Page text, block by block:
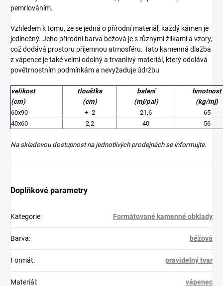
pemrlováním.
Vzhledem k tomu, že se jedná o přírodní materiál, každý kámen je
jedinečný. Jeho přírodní barva béžová je s různými žilkami a vzory,
což dodává prostoru příjemnou atmosféru. Tato kamenná dlažba
z vápence je také velmi odolný a trvanlivý materiál, který odolává
povětrnostním podmínkám a nevyžaduje údržbu
velikost
(cm)
tloušťka
(cm)
balení
(mj/pal)
hmotnost
(kg/mj)
60x90
+- 2 21,6
65
40x60
2,2 40 56
Na skladovou dostupnost na jednotlivých prodejnách se informujte.
Doplňkové parametry
Kategorie: Formátované kamenné obklady
Barva: béžová
Formát: pravidelný tvar
Materiál : vápenec